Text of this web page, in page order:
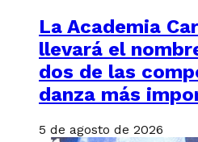
La Academia
llevará el
dos de las
danza más
5 de agosto de 2026